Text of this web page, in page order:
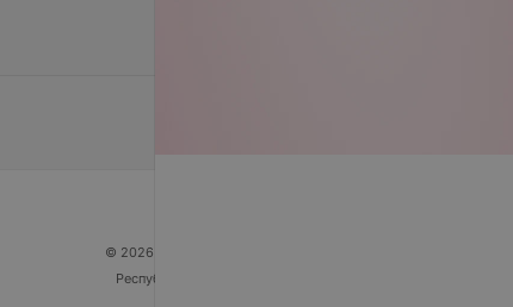
© 2026 ООО «Артокс Лаб», УНП 191700409
Республика Беларусь, г. Минск, улица Толбухина, 2,